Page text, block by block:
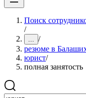
Поиск
/
... /
резюме в
юрист/
полная занятость